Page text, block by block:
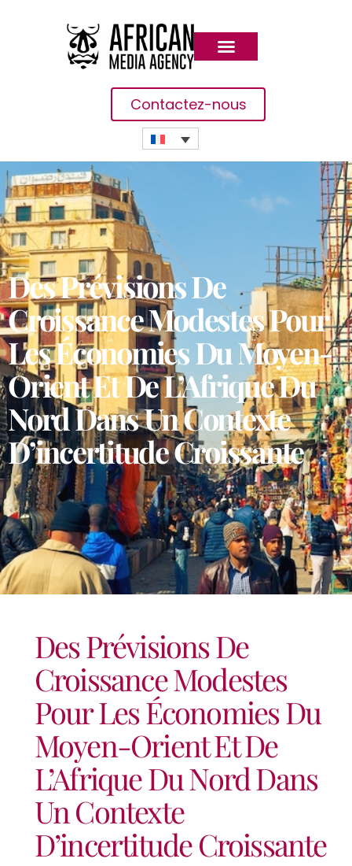
Contactez-nous
Des Prévisions De
Croissance Modestes Pour
Les Économies Du Moyen-
Orient Et De L’Afrique Du
Nord Dans Un Contexte
D’incertitude Croissante
Des Prévisions De
Croissance Modestes
Pour Les Économies Du
Moyen-Orient Et De
L’Afrique Du Nord Dans
Un Contexte
D’incertitude Croissante